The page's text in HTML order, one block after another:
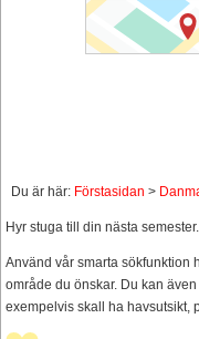
Du är här: Förstasidan >
Hyr stuga till din nästa semester.
Använd vår smarta sökfunktion
område du önskar. Du kan
exempelvis skall ha havsutsikt,